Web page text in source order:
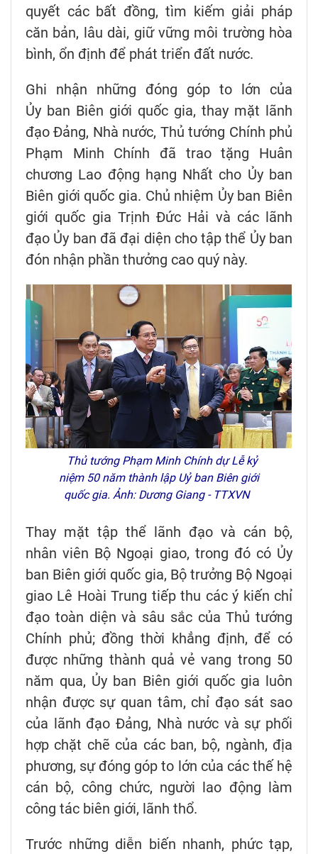
quyết các bất đồng, tìm kiếm giải pháp
căn bản, lâu dài, giữ vững môi trường hòa
bình, ổn định để phát triển đất nước.
Ghi nhận những đóng góp to lớn của
Ủy ban Biên giới quốc gia, thay mặt lãnh
đạo Đảng, Nhà nước, Thủ tướng Chính phủ
Phạm Minh Chính đã trao tặng Huân
chương Lao động hạng Nhất cho Ủy ban
Biên giới quốc gia. Chủ nhiệm Ủy ban Biên
giới quốc gia Trịnh Đức Hải và các lãnh
đạo Ủy ban đã đại diện cho tập thể Ủy ban
đón nhận phần thưởng cao quý này.
Thủ tướng Phạm Minh Chính dự Lễ kỷ
niệm 50 năm thành lập Uỷ ban Biên giới
quốc gia. Ảnh: Dương Giang - TTXVN
Thay mặt tập thể lãnh đạo và cán bộ,
nhân viên Bộ Ngoại giao, trong đó có Ủy
ban Biên giới quốc gia, Bộ trưởng Bộ Ngoại
giao Lê Hoài Trung tiếp thu các ý kiến chỉ
đạo toàn diện và sâu sắc của Thủ tướng
Chính phủ; đồng thời khẳng định, để có
được những thành quả vẻ vang trong 50
năm qua, Ủy ban Biên giới quốc gia luôn
nhận được sự quan tâm, chỉ đạo sát sao
của lãnh đạo Đảng, Nhà nước và sự phối
hợp chặt chẽ của các ban, bộ, ngành, địa
phương, sự đóng góp to lớn của các thế hệ
cán bộ, công chức, người lao động làm
công tác biên giới, lãnh thổ.
Trước những diễn biến nhanh, phức tạp,